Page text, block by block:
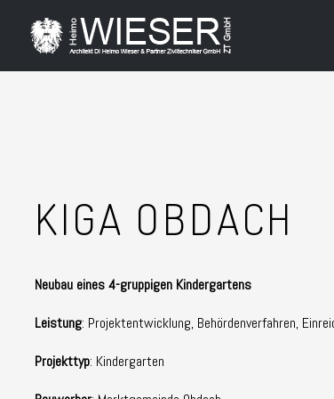
KIGA OBDACH
Neubau eines 4-gruppigen Kindergartens
Leistung: Projektentwicklung, Behördenverfahren,
Projekttyp: Kindergarten